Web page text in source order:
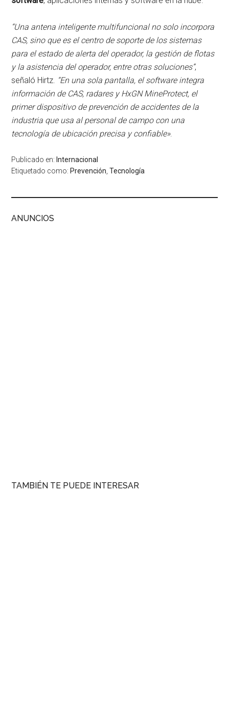
“Una antena inteligente multifuncional no solo incorpora
CAS, sino que es el centro de soporte de los sistemas
para el estado de alerta del operador, la gestión de flotas
y la asistencia del operador, entre otras soluciones”,
señaló Hirtz. “En una sola pantalla, el software integra
información de CAS, radares y HxGN MineProtect, el
primer dispositivo de prevención de accidentes de la
industria que usa al personal de campo con una
tecnología de ubicación precisa y confiable».
Publicado en: Internacional
Etiquetado como: Prevención ,Tecnología
ANUNCIOS
TAMBIÉN TE PUEDE INTERESAR